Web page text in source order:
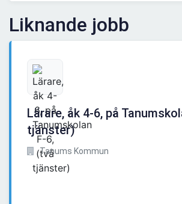
Liknande jobb
Lärare, åk 4-6, på
tjänster)
Tanums Kommun